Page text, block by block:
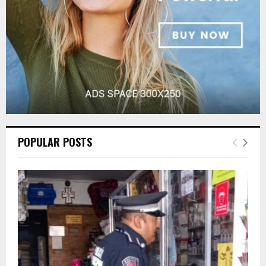
POPULAR POSTS